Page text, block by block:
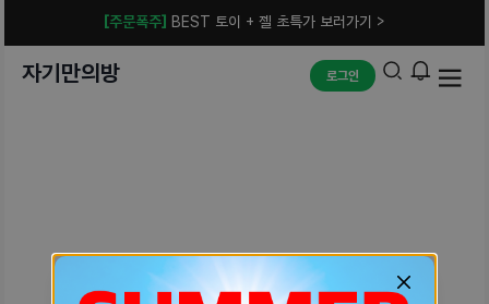
[주문폭주] BEST 토이 + 젤 초특가 보러가기 >
자기만의방 로그인